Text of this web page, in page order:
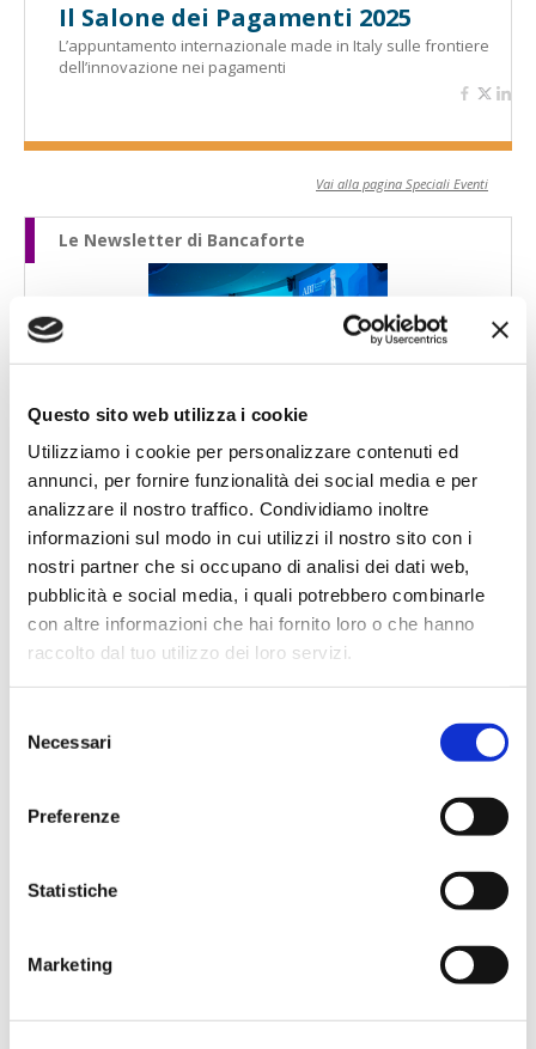
Questo sito web utilizza i cookie
Utilizziamo i cookie per personalizzare contenuti ed
annunci, per fornire funzionalità dei social media e per
analizzare il nostro traffico. Condividiamo inoltre
informazioni sul modo in cui utilizzi il nostro sito con i
nostri partner che si occupano di analisi dei dati web,
pubblicità e social media, i quali potrebbero combinarle
con altre informazioni che hai fornito loro o che hanno
raccolto dal tuo utilizzo dei loro servizi.
delNecessari
Preferenze
Statistiche
Marketing
Il Salone dei Pagamenti 2025
L’appuntamento internazionale made in Italy sulle frontiere
dell’innovazione nei pagamenti
Vai alla pagina Speciali Eventi
Le Newsletter di Bancaforte
(ABI): "Per le banche, e per l'Europa,
è il tempo di un nuovo impegno
strategico"
e poi: andamento del credito alle imprese secondo i dati CRIF;
Popescu (SAS) e l'integrazione tra AI e...
Newsletter 13 luglio 2026 - Speciale
Supervision, Risks & Profitability
2026
e poi: Banca del Piemonte, PWC, KPMG, EY, Deloitte, SAS,